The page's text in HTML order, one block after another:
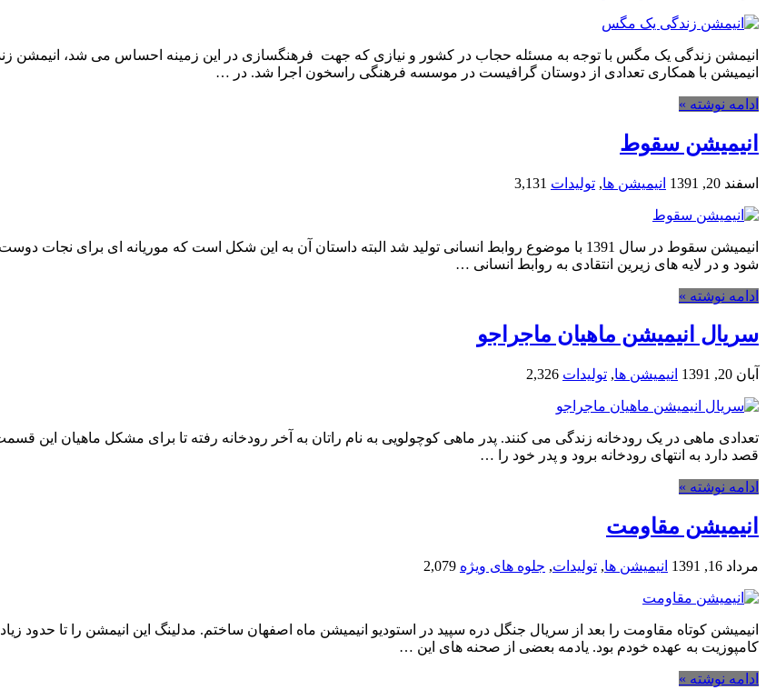
انیمشن زندگی یک مگس با توجه به مسئله حجاب در کشور و نیازی که جهت فرهنگسازی در این زمینه احساس می شد، انیمشن
انیمیشن با همکاری تعدادی از دوستان گرافیست در موسسه فرهنگی راسخون اجرا شد. در …
ادامه نوشته »
انیمیشن سقوط
اسفند 20, 1391 انیمیشن ها, تولیدات 3,131
انیمیشن سقوط در سال 1391 با موضوع روابط انسانی تولید شد البته داستان آن به این شکل است که موریانه
شود و در لایه های زیرین انتقادی به روابط انسانی …
ادامه نوشته »
سریال انیمیشن ماهیان ماجراجو
آبان 20, 1391 انیمیشن ها, تولیدات 2,326
تعدادی ماهی در یک رودخانه زندگی می کنند. پدر ماهی کوچولویی به نام راتان به آخر رودخانه رفته تا برای مشکل ماهیان این
قصد دارد به انتهای رودخانه برود و پدر خود را …
ادامه نوشته »
انیمیشن مقاومت
مرداد 16, 1391 انیمیشن ها, تولیدات, جلوه های ویژه 2,079
انیمیشن کوتاه مقاومت را بعد از سریال جنگل دره سپید در استودیو انیمیشن ماه اصفهان ساختم. مدلینگ این انیمشن را تا حدود
کامپوزیت به عهده خودم بود. یادمه بعضی از صحنه های این …
ادامه نوشته »